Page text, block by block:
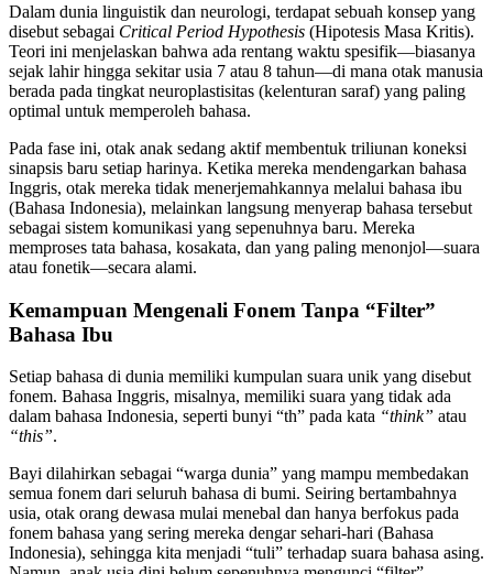
Dalam dunia linguistik dan neurologi, terdapat sebuah konsep yang
disebut sebagai Critical Period Hypothesis (Hipotesis Masa Kritis).
Teori ini menjelaskan bahwa ada rentang waktu spesifik—biasanya
sejak lahir hingga sekitar usia 7 atau 8 tahun—di mana otak manusia
berada pada tingkat neuroplastisitas (kelenturan saraf) yang paling
optimal untuk memperoleh bahasa.
Pada fase ini, otak anak sedang aktif membentuk triliunan koneksi
sinapsis baru setiap harinya. Ketika mereka mendengarkan bahasa
Inggris, otak mereka tidak menerjemahkannya melalui bahasa ibu
(Bahasa Indonesia), melainkan langsung menyerap bahasa tersebut
sebagai sistem komunikasi yang sepenuhnya baru. Mereka
memproses tata bahasa, kosakata, dan yang paling menonjol—suara
atau fonetik—secara alami.
Kemampuan Mengenali Fonem Tanpa “Filter”
Bahasa Ibu
Setiap bahasa di dunia memiliki kumpulan suara unik yang disebut
fonem. Bahasa Inggris, misalnya, memiliki suara yang tidak ada
dalam bahasa Indonesia, seperti bunyi “th” pada kata “think” atau
“this”.
Bayi dilahirkan sebagai “warga dunia” yang mampu membedakan
semua fonem dari seluruh bahasa di bumi. Seiring bertambahnya
usia, otak orang dewasa mulai menebal dan hanya berfokus pada
fonem bahasa yang sering mereka dengar sehari-hari (Bahasa
Indonesia), sehingga kita menjadi “tuli” terhadap suara bahasa asing.